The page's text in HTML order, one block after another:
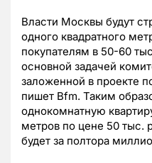
Власти Москвы будут
одного квадратного
покупателям в 50-60
основной задачей
заложенной в проекте
пишет Bfm. Таким
однокомнатную
метров по цене 50 тыс.
будет за полтора